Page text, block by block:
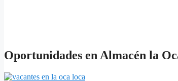
Oportunidades en Almacén la